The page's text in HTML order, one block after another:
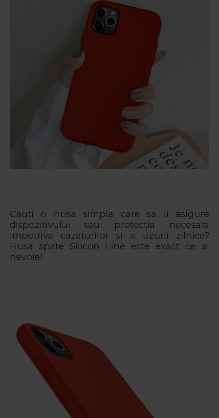
Cauti o husa simpla care sa ii asigure
dispozitivului tau protectia necesara
impotriva cazaturilor si a uzurii zilnice?
Husa spate Silicon Line este exact ce ai
nevoie!